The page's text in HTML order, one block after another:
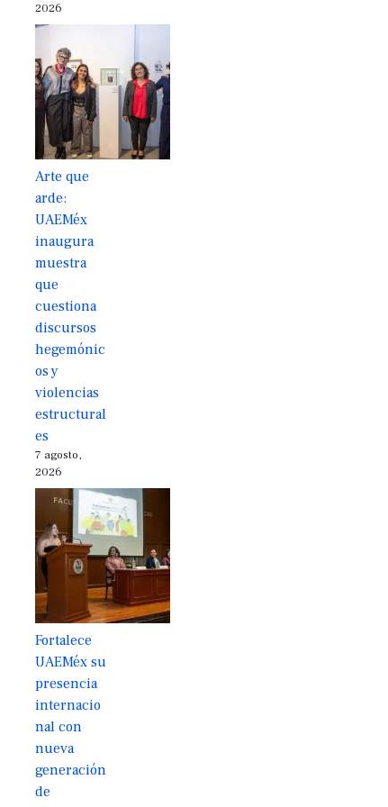
2026
Arte que
arde:
UAEMéx
inaugura
muestra
que
cuestiona
discursos
hegemónic
os y
violencias
estructural
es
7 agosto,
2026
Fortalece
UAEMéx su
presencia
internacio
nal con
nueva
generación
de